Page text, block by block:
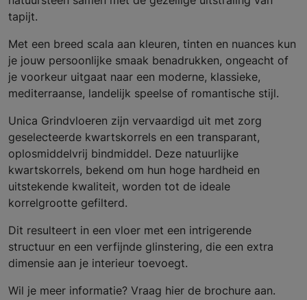
tapijt.
Met een breed scala aan kleuren, tinten en nuances kun
je jouw persoonlijke smaak benadrukken, ongeacht of
je voorkeur uitgaat naar een moderne, klassieke,
mediterraanse, landelijk speelse of romantische stijl.
Unica Grindvloeren zijn vervaardigd uit met zorg
geselecteerde kwartskorrels en een transparant,
oplosmiddelvrij bindmiddel. Deze natuurlijke
kwartskorrels, bekend om hun hoge hardheid en
uitstekende kwaliteit, worden tot de ideale
korrelgrootte gefilterd.
Dit resulteert in een vloer met een intrigerende
structuur en een verfijnde glinstering, die een extra
dimensie aan je interieur toevoegt.
Wil je meer informatie? Vraag hier de brochure aan.